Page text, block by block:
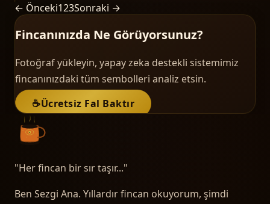
← Önceki123Sonraki →
Fincanınızda Ne Görüyorsunuz?
Fotoğraf yükleyin, yapay zeka destekli sistemimiz
fincanınızdaki tüm sembolleri analiz etsin.
☕Ücretsiz Fal Baktır
"Her fincan bir sır taşır..."
Ben Sezgi Ana. Yıllardır fincan okuyorum, şimdi